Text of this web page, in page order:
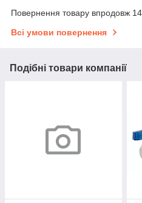
Повернення товару впродовж
Всі умови повернення
Подібні товари компанії